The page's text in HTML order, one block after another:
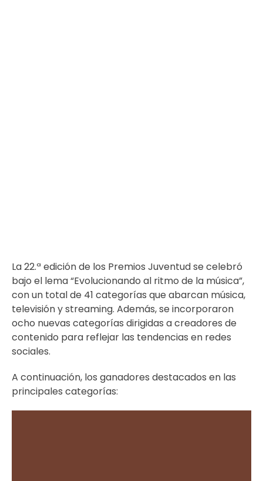
La 22.ª edición de los Premios Juventud se celebró
bajo el lema “Evolucionando al ritmo de la música”,
con un total de 41 categorías que abarcan música,
televisión y streaming. Además, se incorporaron
ocho nuevas categorías dirigidas a creadores de
contenido para reflejar las tendencias en redes
sociales.
A continuación, los ganadores destacados en las
principales categorías: